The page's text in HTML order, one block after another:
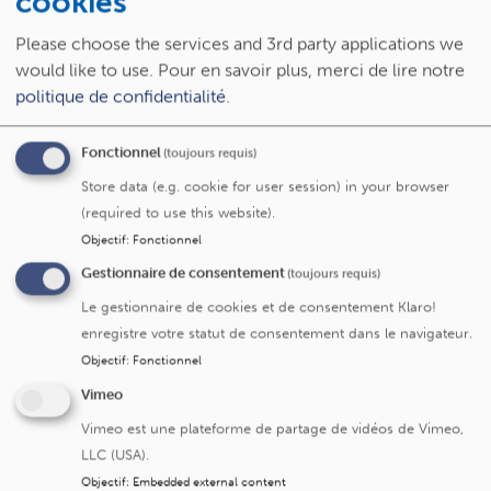
confiance, comme, par exemple, votre médecin de
famille ou votre conjoint.
Ce processus, qui consiste à recueillir des informations
pour ensuite déclarer verbalement et par écrit votre
autorisation, s'appelle le consentement éclairé. Pour les
mineurs et les enfants, le consentement informé des deux
parents est requis. L'adolescent doit également, dès qu'il a
atteint l'âge de raison (12 ans), marquer son
consentement.
Après avoir reçu une information complète, vous pouvez
bien sûr décider de ne pas participer à l'étude clinique. Si
tel est le cas, vous aurez accès aux soins conventionnels.
Donc, vous n'aurez pas accès à de nouveaux
médicaments non enregistrés.
Si vous décidez de participer à un essai clinique, vous
pourrez très facilement, au cours de l'étude, obtenir des
précisions ou des compléments d'information.
Please choose the services and 3rd party applications we
would like to use. Pour en savoir plus, merci de lire notre
politique de confidentialité.
Fonctionnel(toujours requis)
Store data (e.g. cookie for user session) in your browser
(required to use this website).
Objectif: Fonctionnel
Gestionnaire de consentement(toujours requis)
Le gestionnaire de cookies et de consentement Klaro!
enregistre votre statut de consentement dans le navigateur.
Objectif: Fonctionnel
Vimeo
Vimeo est une plateforme de partage de vidéos de Vimeo,
LLC (USA).
Objectif: Embedded external content